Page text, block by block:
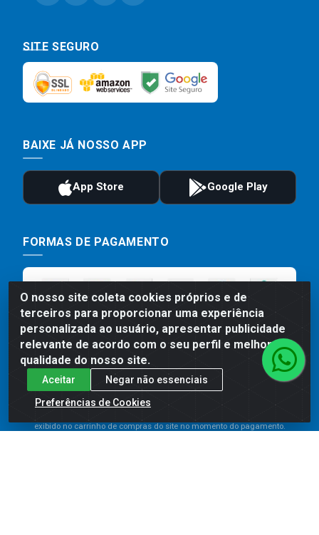
O nosso site coleta cookies próprios e de
terceiros para proporcionar uma experiência
personalizada ao usuário, apresentar publicidade
relevante de acordo com o seu perfil e melhorar a
qualidade do nosso site.
Aceitar
Negar não essenciais
Preferências de Cookies
SITE SEGURO
BAIXE JÁ NOSSO APP
FORMAS DE PAGAMENTO
Preços, promoções, condições de pagamento e frete são válidos
para compras realizadas exclusivamente pelo site. Caso haja
exibido no carrinho de compras do site no momento do pagamento.